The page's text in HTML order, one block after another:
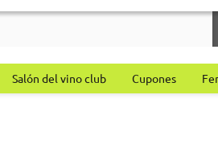
Salón del vino club Cupones